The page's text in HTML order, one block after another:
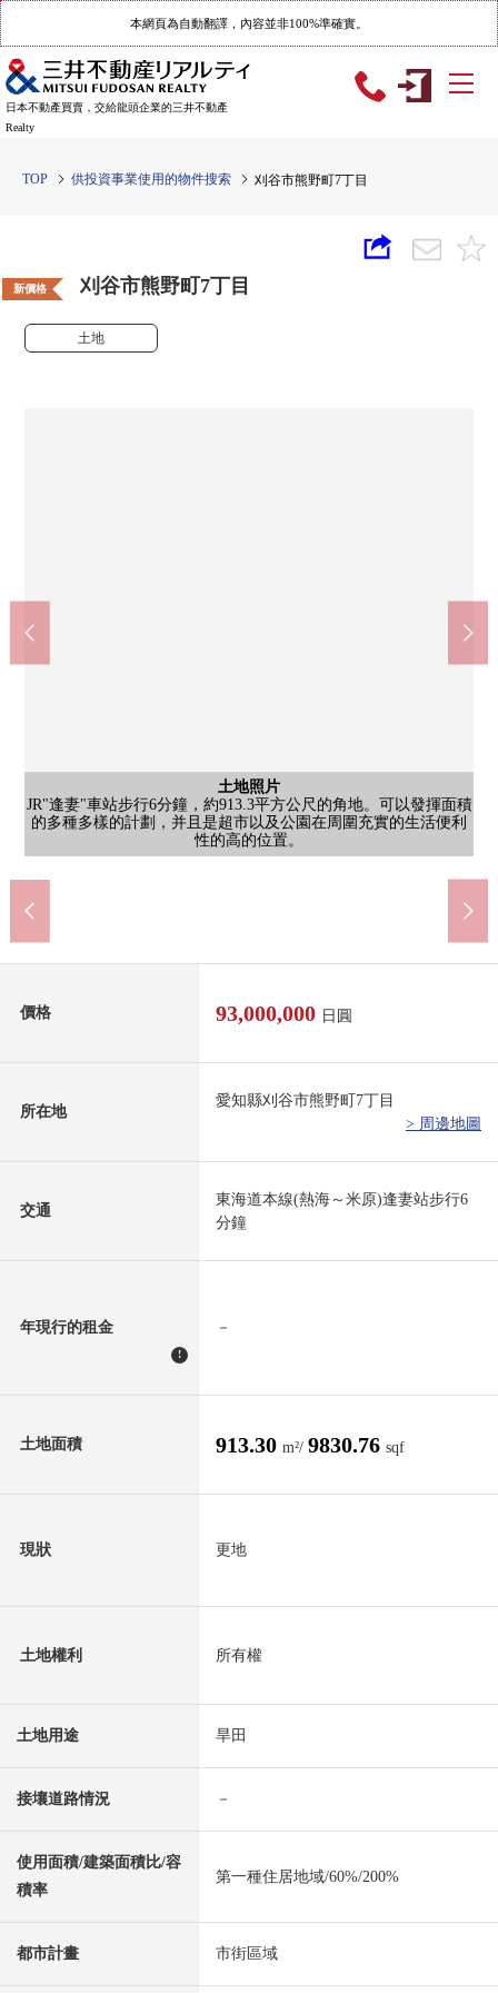
本網頁為自動翻譯，內容並非100%準確實。
日本不動產買賣，交給龍頭企業的三井不動產
Realty
TOP 供投資事業使用的物件搜索 刈谷市熊野町7丁目
新價格 刈谷市熊野町7丁目
土地
土地照片
JR"逢妻"車站步行6分鐘，約913.3平方公尺的角地。可以發揮面積
的多種多樣的計劃，并且是超市以及公園在周圍充實的生活便利
性的高的位置。
土地照片
JR"逢妻"車站步行6分鐘，約913.3平方公尺的角地。可以發揮面積
的多種多樣的計劃，并且是超市以及公園在周圍充實的生活便利
性的高的位置。
土地照片
JR"逢妻"車站步行6分鐘，約913.3平方公尺的角地。可以發揮面積
的多種多樣的計劃，并且是超市以及公園在周圍充實的生活便利
性的高的位置。
土地照片
JR"逢妻"車站步行6分鐘，約913.3平方公尺的角地。可以發揮面積
的多種多樣的計劃，并且是超市以及公園在周圍充實的生活便利
性的高的位置。
土地照片
JR"逢妻"車站步行6分鐘，約913.3平方公尺的角地。可以發揮面積
的多種多樣的計劃，并且是超市以及公園在周圍充實的生活便利
性的高的位置。
土地照片
JR"逢妻"車站步行6分鐘，約913.3平方公尺的角地。可以發揮面積
的多種多樣的計劃，并且是超市以及公園在周圍充實的生活便利
性的高的位置。
土地照片
JR"逢妻"車站步行6分鐘，約913.3平方公尺的角地。可以發揮面積
的多種多樣的計劃，并且是超市以及公園在周圍充實的生活便利
性的高的位置。
土地照片
JR"逢妻"車站步行6分鐘，約913.3平方公尺的角地。可以發揮面積
的多種多樣的計劃，并且是超市以及公園在周圍充實的生活便利
性的高的位置。
土地照片
JR"逢妻"車站步行6分鐘，約913.3平方公尺的角地。可以發揮面積
的多種多樣的計劃，并且是超市以及公園在周圍充實的生活便利
性的高的位置。
土地照片
JR"逢妻"車站步行6分鐘，約913.3平方公尺的角地。可以發揮面積
的多種多樣的計劃，并且是超市以及公園在周圍充實的生活便利
性的高的位置。
含有前面道路的外觀
JR"逢妻"車站步行6分鐘，約913.3平方公尺的角地。可以發揮面積
的多種多樣的計劃，并且是超市以及公園在周圍充實的生活便利
性的高的位置。
含有前面道路的外觀
JR"逢妻"車站步行6分鐘，約913.3平方公尺的角地。可以發揮面積
的多種多樣的計劃，并且是超市以及公園在周圍充實的生活便利
性的高的位置。
含有前面道路的外觀
JR"逢妻"車站步行6分鐘，約913.3平方公尺的角地。可以發揮面積
的多種多樣的計劃，并且是超市以及公園在周圍充實的生活便利
性的高的位置。
杉藥房寺水平店(約650m)
刈谷市立龜城小學(約750m)
刈谷市立刈谷東中學(約880m)
價格 93,000,000 日圓
所在地
愛知縣刈谷市熊野町7丁目
> 周邊地圖
交通
東海道本線(熱海～米原)逢妻站步行6
分鐘
年現行的租金
!
－
土地面積 913.30 m²/ 9830.76 sqf
現狀 更地
土地權利 所有權
土地用途 旱田
接壤道路情況 －
使用面積/建築面積比/容
積率
第一種住居地域/60%/200%
都市計畫 市街區域